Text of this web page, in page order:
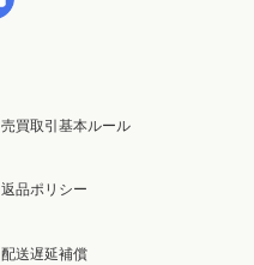
売買取引基本ルール
返品ポリシー
配送遅延補償